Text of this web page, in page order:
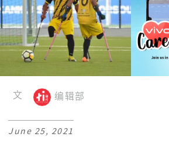
文 编辑部
June 25, 2021